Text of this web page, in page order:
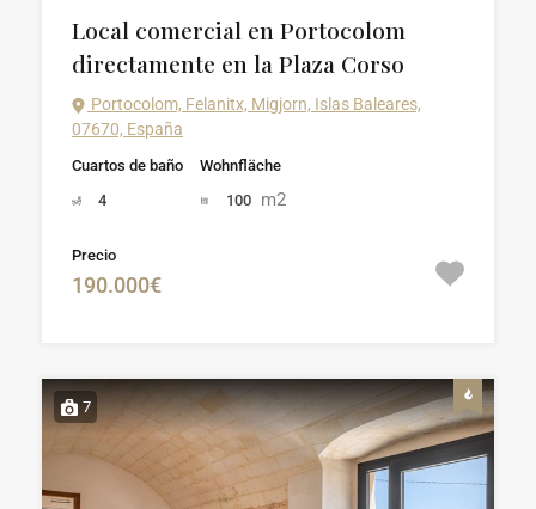
Local comercial en Portocolom
directamente en la Plaza Corso
Portocolom, Felanitx, Migjorn, Islas Baleares,
07670, España
Cuartos de baño
4
Wohnfläche
100 m2
Precio
190.000€
7